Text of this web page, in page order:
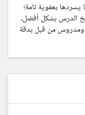
بعفوية تامة؛
الدرس بشكل أفضل،
ومدروس من قبل بدقة